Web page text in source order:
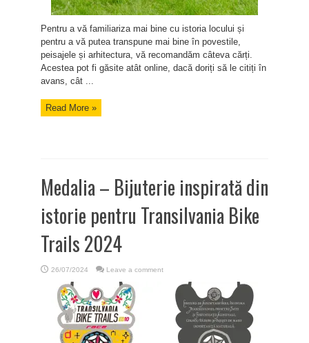
Pentru a vă familiariza mai bine cu istoria locului și
pentru a vă putea transpune mai bine în povestile,
peisajele și arhitectura, vă recomandăm câteva cărți.
Acestea pot fi găsite atât online, dacă doriți să le citiți în
avans, cât ...
Read More »
Medalia – Bijuterie inspirată din
istorie pentru Transilvania Bike
Trails 2024
26/07/2024 Leave a comment